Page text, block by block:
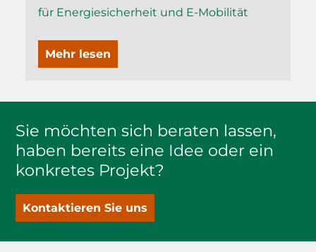
für Energiesicherheit und E-Mobilität
Mehr lesen
Sie möchten sich beraten lassen,
haben bereits eine Idee oder ein
konkretes Projekt?
Kontaktieren Sie uns